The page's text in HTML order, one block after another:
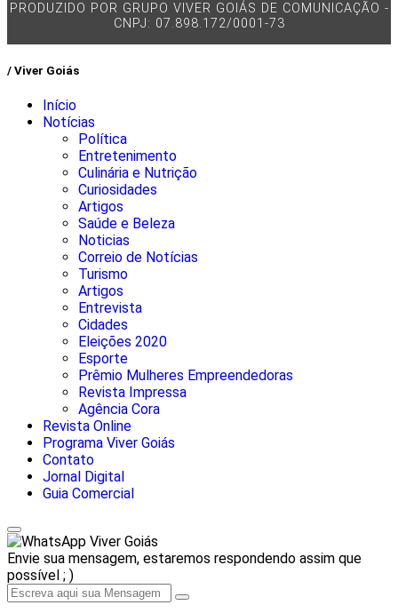
PRODUZIDO POR GRUPO VIVER GOIÁS DE COMUNICAÇÃO -
CNPJ: 07.898.172/0001-73
/ Viver Goiás
Início
Notícias
Política
Entretenimento
Culinária e Nutrição
Curiosidades
Artigos
Saúde e Beleza
Noticias
Correio de Notícias
Turismo
Artigos
Entrevista
Cidades
Eleições 2020
Esporte
Prêmio Mulheres Empreendedoras
Revista Impressa
Agência Cora
Revista Online
Programa Viver Goiás
Contato
Jornal Digital
Guia Comercial
Viver Goiás
Envie sua mensagem, estaremos respondendo assim que
possível ; )